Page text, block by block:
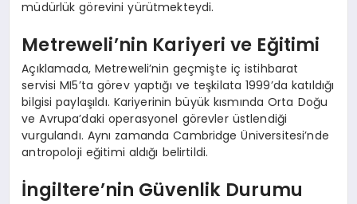
müdürlük görevini yürütmekteydi.
Metreweli’nin Kariyeri ve Eğitimi
Açıklamada, Metreweli’nin geçmişte iç istihbarat
servisi MI5’ta görev yaptığı ve teşkilata 1999’da katıldığı
bilgisi paylaşıldı. Kariyerinin büyük kısmında Orta Doğu
ve Avrupa’daki operasyonel görevler üstlendiği
vurgulandı. Aynı zamanda Cambridge Üniversitesi’nde
antropoloji eğitimi aldığı belirtildi.
İngiltere’nin Güvenlik Durumu